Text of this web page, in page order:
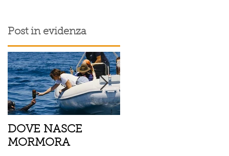
Post in evidenza
DOVE NASCE
MORMORA